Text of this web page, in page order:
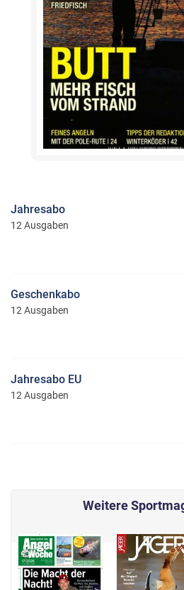
Jahresabo
12 Ausgaben
Geschenkabo
12 Ausgaben
Jahresabo EU
12 Ausgaben
Weitere